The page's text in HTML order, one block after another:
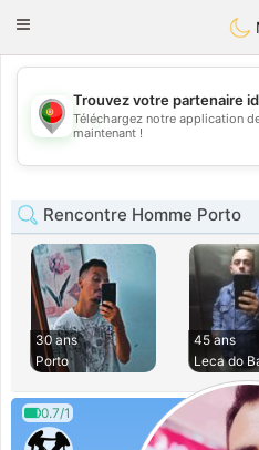
namoro
Toggle
💖
💕
Trouvez votre partenaire
Téléchargez notre application
maintenant !
Rencontre Homme Porto
30 ans
Porto
45 ans
Leca do
0.7/1